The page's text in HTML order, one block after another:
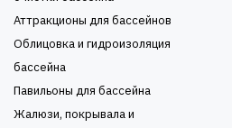
Аттракционы для бассейнов
Облицовка и гидроизоляция
бассейна
Павильоны для бассейна
Жалюзи, покрывала и